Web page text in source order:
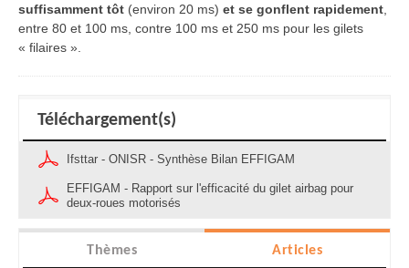
suffisamment tôt (environ 20 ms) et se gonflent rapidement
entre 80 et 100 ms, contre 100 ms et 250 ms pour les gilets
« filaires ».
Téléchargement(s)
Ifsttar - ONISR - Synthèse Bilan EFFIGAM
EFFIGAM - Rapport sur l'efficacité du gilet airbag pour
deux-roues motorisés
Thèmes Articles